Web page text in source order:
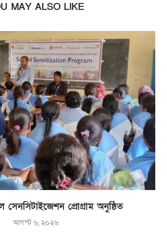
MAY ALSO LIKE
সেনসিটাইজেশন প্রোগ্রাম অনুষ্ঠিত
আগস্ট ৬, ২০২৬